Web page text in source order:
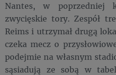
Nantes, w poprzedniej
zwycięskie tory. Zespół
Reims i utrzymał drugą
czeka mecz o
podejmie na własnym
sąsiadują ze sobą w